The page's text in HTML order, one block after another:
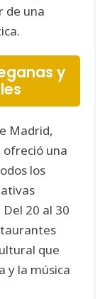
de una
y
Madrid,
ofreció una
los
20 al 30
que
y la música